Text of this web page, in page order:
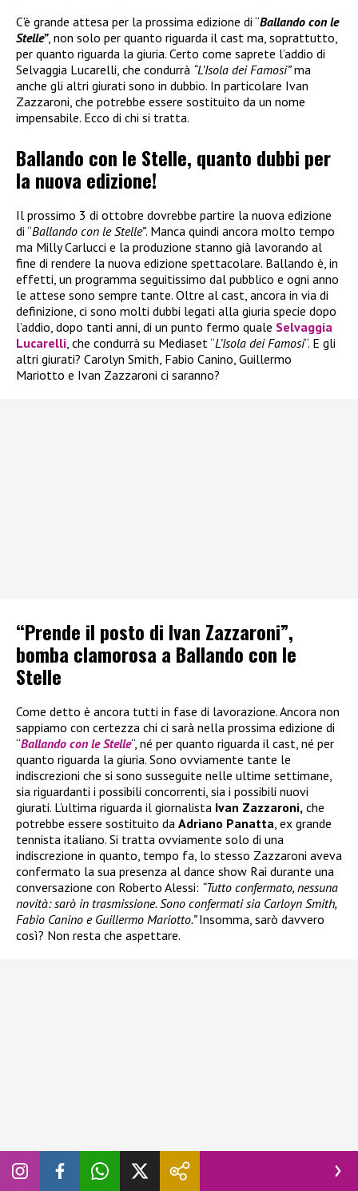
C’è grande attesa per la prossima edizione di “Ballando con le
Stelle”, non solo per quanto riguarda il cast ma, soprattutto,
per quanto riguarda la giuria. Certo come saprete l’addio di
Selvaggia Lucarelli, che condurrà “L’Isola dei Famosi”ma
anche gli altri giurati sono in dubbio. In particolare Ivan
Zazzaroni, che potrebbe essere sostituito da un nome
impensabile. Ecco di chi si tratta.
Ballando con le Stelle, quanto dubbi per
la nuova edizione!
Il prossimo 3 di ottobre dovrebbe partire la nuova edizione
di “Ballando con le Stelle”. Manca quindi ancora molto tempo
ma Milly Carlucci e la produzione stanno già lavorando al
fine di rendere la nuova edizione spettacolare. Ballando è, in
effetti, un programma seguitissimo dal pubblico e ogni anno
le attese sono sempre tante. Oltre al cast, ancora in via di
definizione, ci sono molti dubbi legati alla giuria specie dopo
l’addio, dopo tanti anni, di un punto fermo quale Selvaggia
Lucarelli, che condurrà su Mediaset “L’Isola dei Famosi“. E gli
altri giurati? Carolyn Smith, Fabio Canino, Guillermo
Mariotto e Ivan Zazzaroni ci saranno?
“Prende il posto di Ivan Zazzaroni”,
bomba clamorosa a Ballando con le
Stelle
Come detto è ancora tutti in fase di lavorazione. Ancora non
sappiamo con certezza chi ci sarà nella prossima edizione di
“Ballando con le Stelle“, né per quanto riguarda il cast, né per
quanto riguarda la giuria. Sono ovviamente tante le
indiscrezioni che si sono susseguite nelle ultime settimane,
sia riguardanti i possibili concorrenti, sia i possibili nuovi
giurati. L’ultima riguarda il giornalista Ivan Zazzaroni, che
potrebbe essere sostituito da Adriano Panatta , ex grande
tennista italiano. Si tratta ovviamente solo di una
indiscrezione in quanto, tempo fa, lo stesso Zazzaroni aveva
confermato la sua presenza al dance show Rai durante una
conversazione con Roberto Alessi: “Tutto confermato, nessuna
novità: sarò in trasmissione. Sono confermati sia Carloyn Smith,
Fabio Canino e Guillermo Mariotto.”Insomma, sarò davvero
così? Non resta che aspettare.